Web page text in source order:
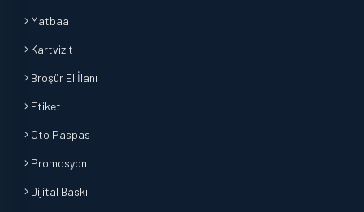
Matbaa
Kartvizit
Broşür El İlanı
Etiket
Oto Paspas
Promosyon
Dijital Baskı